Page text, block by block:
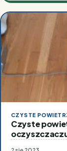
CZYSTE
Czyste